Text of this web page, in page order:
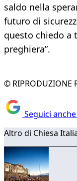
saldo nella
futuro di
questo chiedo a
preghiera”.
© RIPRODUZIONE
Seguici
Altro di Chiesa